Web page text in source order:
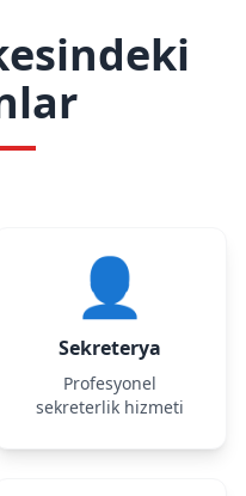
👤
Sekreterya
Profesyonel
sekreterlik hizmeti